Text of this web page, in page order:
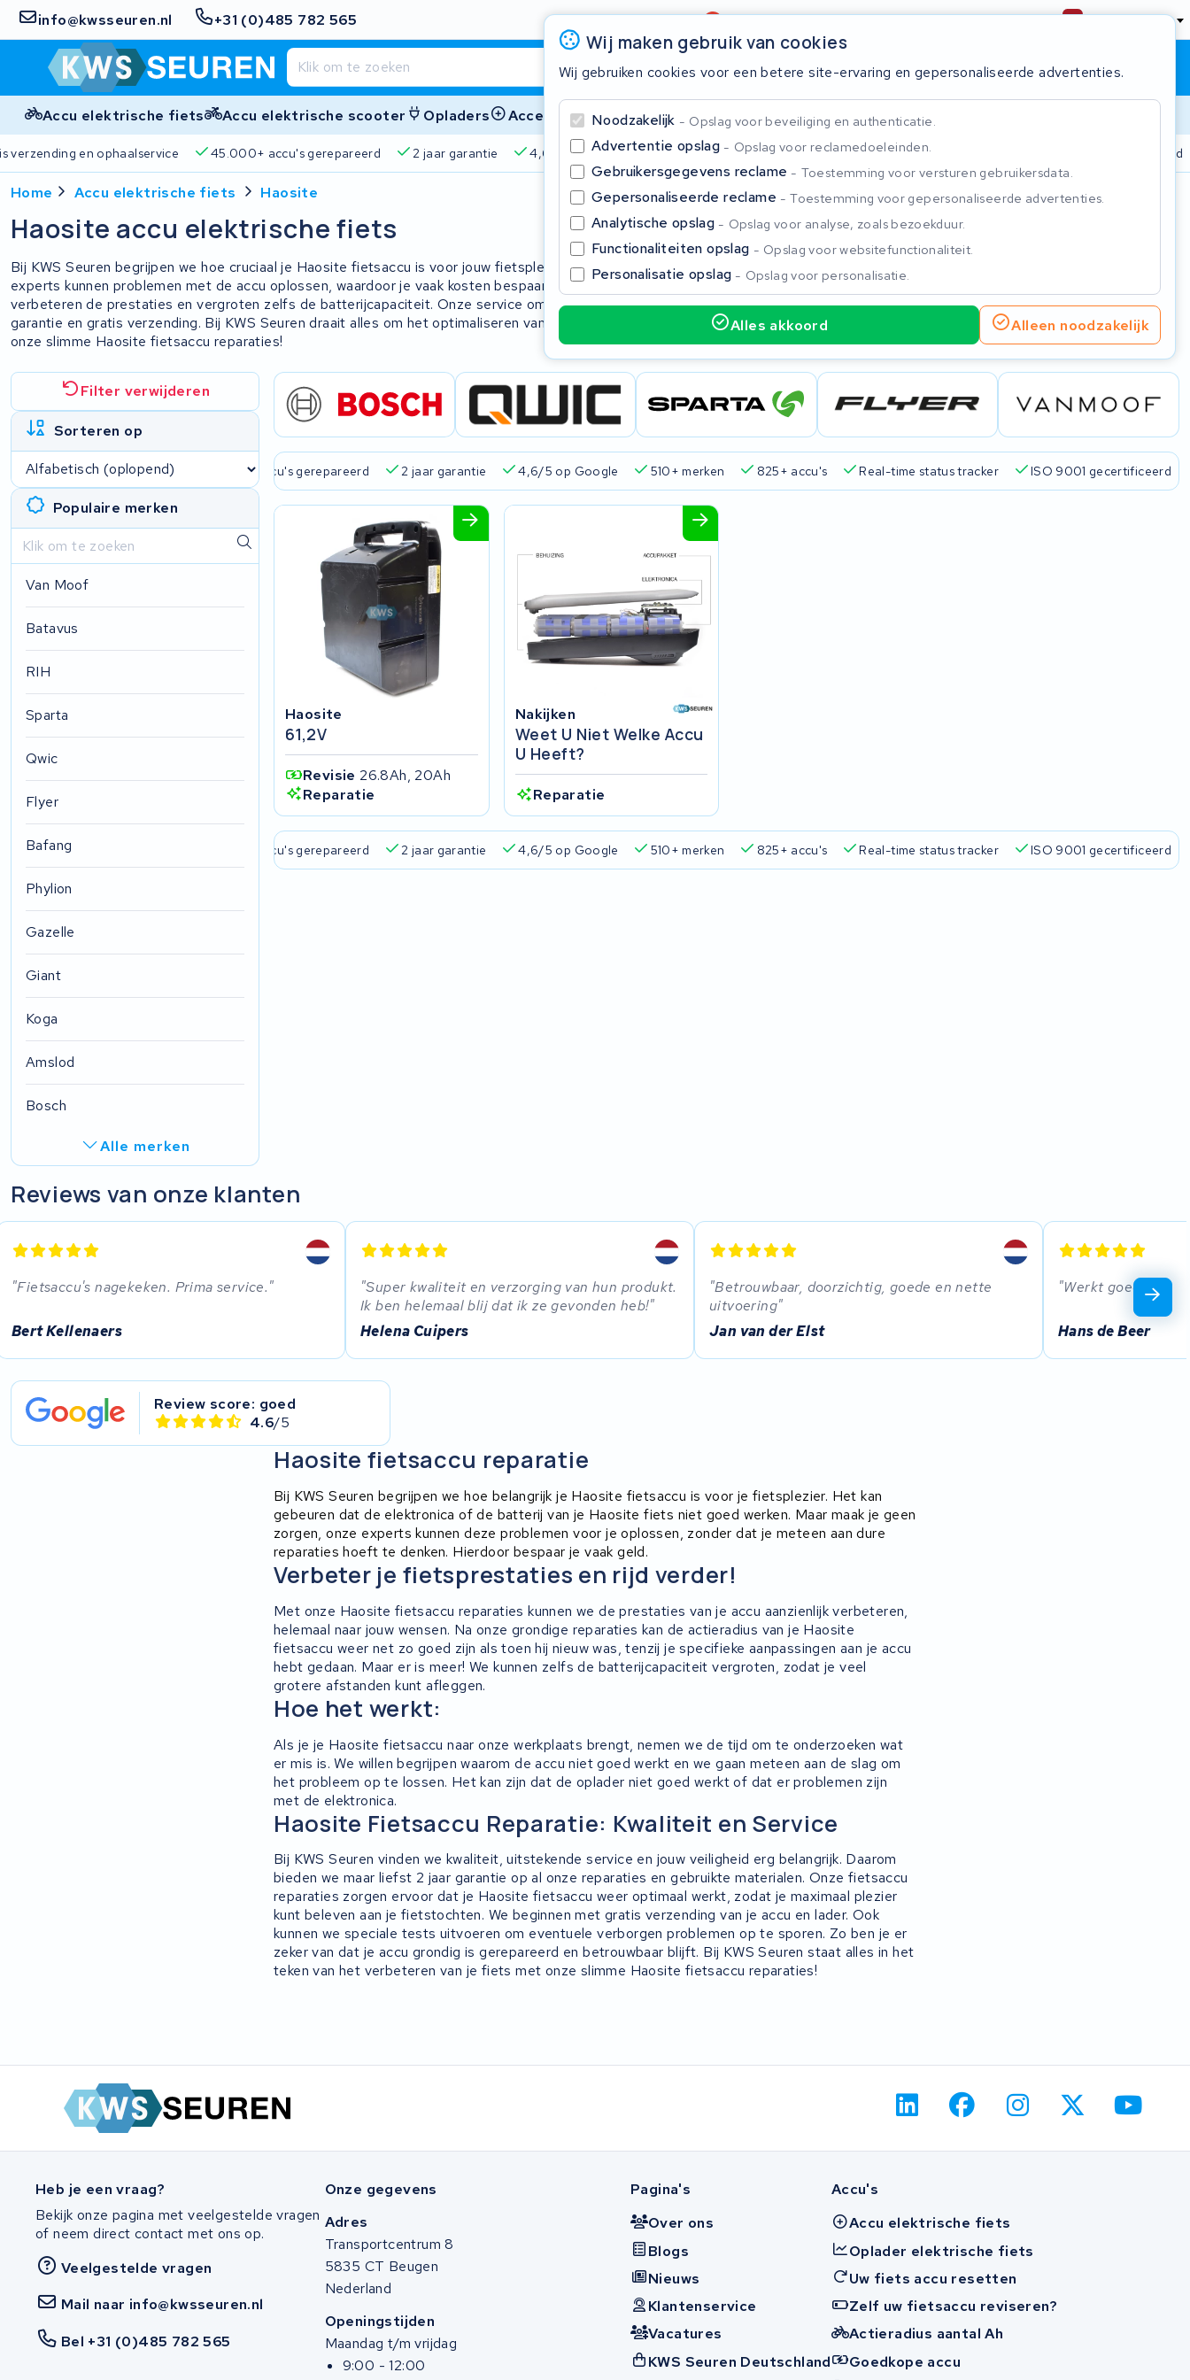
info@kwsseuren.nl +31 (0)485 782 565 Beoordeling4,6/5 Nederland
Winkelwagen Inloggen
Accu elektrische fiets Accu elektrische scooter Opladers Accessoires
verzending en ophaalservice 45.000+ accu's gerepareerd 2 jaar garantie 4,6/5 op Google 510+ merken 825+ accu's Real-time status tracker ISO 9001 gecertificeerd
Wij maken gebruik van cookies
Wij gebruiken cookies voor een betere site-ervaring en gepersonaliseerde advertenties.
Noodzakelijk Opslag voor beveiliging en authenticatie.
Advertentie opslag Opslag voor reclamedoeleinden.
Gebruikersgegevens reclame Toestemming voor versturen gebruikersdata.
Gepersonaliseerde reclame Toestemming voor gepersonaliseerde advertenties.
Analytische opslag Opslag voor analyse, zoals bezoekduur.
Functionaliteiten opslag Opslag voor websitefunctionaliteit.
Personalisatie opslag Opslag voor personalisatie.
Alles akkoord Alleen noodzakelijk
Home Accu elektrische fiets Haosite
Haosite accu elektrische fiets
Bij KWS Seuren begrijpen we hoe cruciaal je Haosite fietsaccu is voor jouw fietsplezier. Onze
experts kunnen problemen met de accu oplossen, waardoor je vaak kosten bespaart. We
verbeteren de prestaties en vergroten zelfs de batterijcapaciteit. Onze service omvat 2 jaar
garantie en gratis verzending. Bij KWS Seuren draait alles om het optimaliseren van je fiets met
onze slimme Haosite fietsaccu reparaties!
Filter verwijderen
Sorteren op
Populaire merken
Van Moof
Batavus
RIH
Sparta
Qwic
Flyer
Bafang
Phylion
Gazelle
Giant
Koga
Amslod
Bosch
Alle merken
R.A.T. Holland
Ghost
Life&Mobility
Devron
Van Moof
Technibike
Fylla
KUKA AG
en ophaalservice 45.000+ accu's gerepareerd 2 jaar garantie 4,6/5 op Google 510+ merken 825+ accu's Real-time status tracker ISO 9001 gecertificeerd
Haosite
61,2V
Revisie 26.8Ah, 20Ah
Reparatie
Nakijken
Weet U Niet Welke Accu
U Heeft?
Reparatie
en ophaalservice 45.000+ accu's gerepareerd 2 jaar garantie 4,6/5 op Google 510+ merken 825+ accu's Real-time status tracker ISO 9001 gecertificeerd
Reviews van onze klanten
Fietsaccu's nagekeken. Prima service.
Bert Kellenaers
Super kwaliteit en verzorging van hun produkt.
Ik ben helemaal blij dat ik ze gevonden heb!
Helena Cuipers
Betrouwbaar, doorzichtig, goede en nette
uitvoering
Jan van der Elst
Werkt goed.
Hans de Beer
Review score: goed
4.6/5
Haosite fietsaccu reparatie
Bij KWS Seuren begrijpen we hoe belangrijk je Haosite fietsaccu is voor je fietsplezier. Het kan
gebeuren dat de elektronica of de batterij van je Haosite fiets niet goed werken. Maar maak je geen
zorgen, onze experts kunnen deze problemen voor je oplossen, zonder dat je meteen aan dure
reparaties hoeft te denken. Hierdoor bespaar je vaak geld.
Verbeter je fietsprestaties en rijd verder!
Met onze Haosite fietsaccu reparaties kunnen we de prestaties van je accu aanzienlijk verbeteren,
helemaal naar jouw wensen. Na onze grondige reparaties kan de actieradius van je Haosite
fietsaccu weer net zo goed zijn als toen hij nieuw was, tenzij je specifieke aanpassingen aan je accu
hebt gedaan. Maar er is meer! We kunnen zelfs de batterijcapaciteit vergroten, zodat je veel
grotere afstanden kunt afleggen.
Hoe het werkt:
Als je je Haosite fietsaccu naar onze werkplaats brengt, nemen we de tijd om te onderzoeken wat
er mis is. We willen begrijpen waarom de accu niet goed werkt en we gaan meteen aan de slag om
het probleem op te lossen. Het kan zijn dat de oplader niet goed werkt of dat er problemen zijn
met de elektronica.
Haosite Fietsaccu Reparatie: Kwaliteit en Service
Bij KWS Seuren vinden we kwaliteit, uitstekende service en jouw veiligheid erg belangrijk. Daarom
bieden we maar liefst 2 jaar garantie op al onze reparaties en gebruikte materialen. Onze fietsaccu
reparaties zorgen ervoor dat je Haosite fietsaccu weer optimaal werkt, zodat je maximaal plezier
kunt beleven aan je fietstochten. We beginnen met gratis verzending van je accu en lader. Ook
kunnen we speciale tests uitvoeren om eventuele verborgen problemen op te sporen. Zo ben je er
zeker van dat je accu grondig is gerepareerd en betrouwbaar blijft. Bij KWS Seuren staat alles in het
teken van het verbeteren van je fiets met onze slimme Haosite fietsaccu reparaties!
Heb je een vraag?
Bekijk onze pagina met veelgestelde vragen
of neem direct contact met ons op.
Veelgestelde vragen
Mail naar info@kwsseuren.nl
Bel +31 (0)485 782 565
Onze gegevens
Adres
Transportcentrum 8
5835 CT Beugen
Nederland
Openingstijden
Maandag t/m vrijdag
9:00 - 12:00
Pagina's
Over ons
Blogs
Nieuws
Klantenservice
Vacatures
KWS Seuren Deutschland
Accu's
Accu elektrische fiets
Oplader elektrische fiets
Uw fiets accu resetten
Zelf uw fietsaccu reviseren?
Actieradius aantal Ah
Goedkope accu
Sluiten
Begin te typen in de zoekbalk om te zoeken